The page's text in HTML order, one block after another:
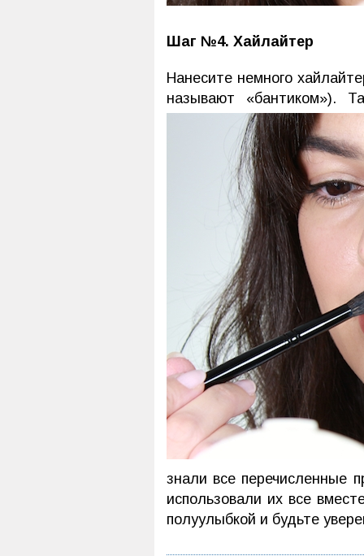
Шаг №4. Хайлайтер
Нанесите немного
называют «бантиком»).
знали все перечисленные
использовали их все
полуулыбкой и будьте